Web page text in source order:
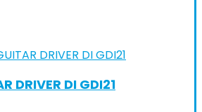
DRIVER DI GDI21